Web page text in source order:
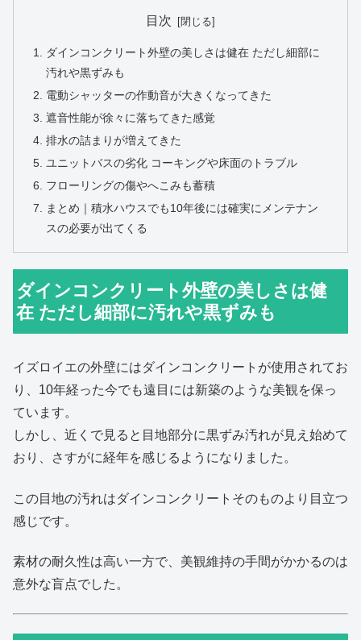
目次
ダインコンクリート外壁の美しさは健在 ただし細部に
汚れや黒ずみも
電動シャッターの作動音が大きくなってきた
遮音性能が徐々に落ちてきた感覚
排水の詰まりが増えてきた
ユニットバスの劣化 コーキングや床面のトラブル
フローリングの傷やへこみも蓄積
まとめ｜積水ハウスでも10年後には確実にメンテナン
スの必要が出てくる
ダインコンクリート外壁の美しさは健
在 ただし細部に汚れや黒ずみも
イズロイエの外壁にはダインコンクリートが使用されてお
り、10年経った今でも遠目には新築のような美観を保っ
ています。
しかし、近くで見ると目地部分に黒ずみ汚れが見え始めて
おり、さすがに経年を感じるようになりました。
この目地の汚れはダインコンクリートそのものより目立つ
感じです。
素材の耐久性は高い一方で、美観維持の手間がかかるのは
意外な盲点でした。